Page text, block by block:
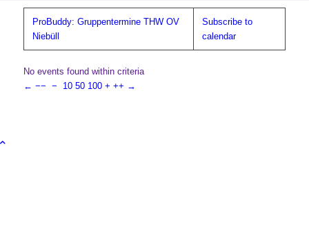
ProBuddy: Gruppentermine THW OV
Niebüll
Subscribe to
calendar
No events found within criteria
← −− − 10 50 100 + ++ →